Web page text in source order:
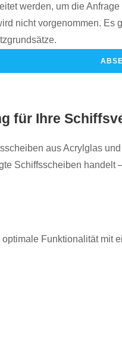
werden, um die
nicht vorgenommen. Es
für Ihre
aus Acrylglas
Schiffsscheiben handelt
Funktionalität mit